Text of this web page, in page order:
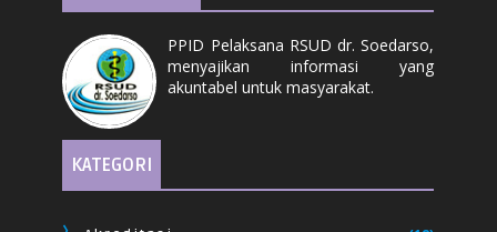
PPID Pelaksana RSUD dr. Soedarso,
menyajikan informasi yang
akuntabel untuk masyarakat.
KATEGORI